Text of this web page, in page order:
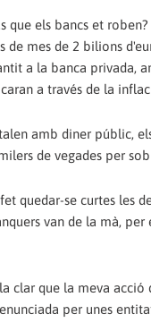
que els bancs et
de mes de 2 bilions
a la banca privada,
a través de la
amb diner públic,
de vegades per
quedar-se curtes les
van de la mà,
clar que la meva
per unes